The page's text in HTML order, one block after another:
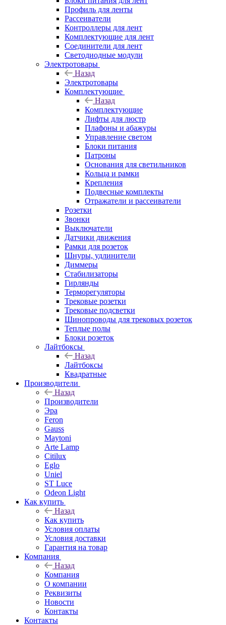
Профиль для ленты
Рассеиватели
Контроллеры для лент
Комплектующие для лент
Соединители для лент
Светодиодные модули
Электротовары
Назад
Электротовары
Комплектующие
Назад
Комплектующие
Лифты для люстр
Плафоны и абажуры
Управление светом
Блоки питания
Патроны
Основания для светильников
Кольца и рамки
Крепления
Подвесные комплекты
Отражатели и рассеиватели
Розетки
Звонки
Выключатели
Датчики движения
Рамки для розеток
Шнуры, удлинители
Диммеры
Стабилизаторы
Гирлянды
Терморегуляторы
Трековые розетки
Трековые подсветки
Шинопроводы для трековых розеток
Теплые полы
Блоки розеток
Лайтбоксы
Назад
Лайтбоксы
Квадратные
Производители
Назад
Производители
Эра
Feron
Gauss
Maytoni
Arte Lamp
Citilux
Eglo
Uniel
ST Luce
Odeon Light
Как купить
Назад
Как купить
Условия оплаты
Условия доставки
Гарантия на товар
Компания
Назад
Компания
О компании
Реквизиты
Новости
Контакты
Контакты